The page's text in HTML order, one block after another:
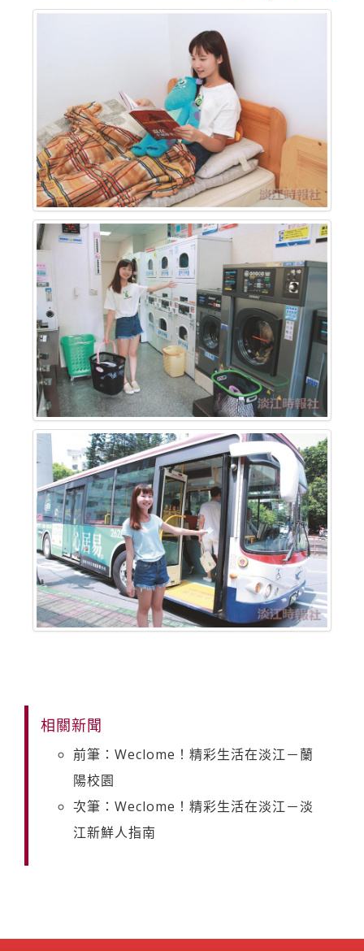
相關新聞
前筆：Weclome！精彩生活在淡江－蘭
陽校園
次筆：Weclome！精彩生活在淡江－淡
江新鮮人指南